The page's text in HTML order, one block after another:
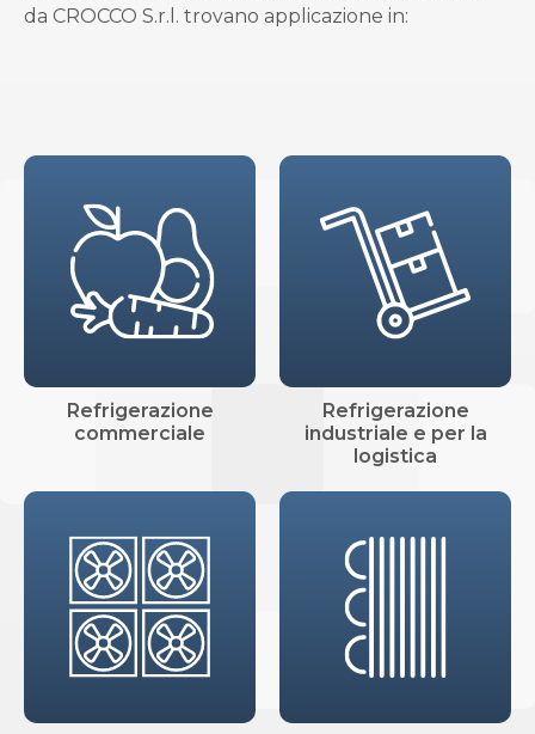
da CROCCO S.r.l. trovano applicazione in:
Refrigerazione
commerciale
Refrigerazione
industriale e per la
logistica